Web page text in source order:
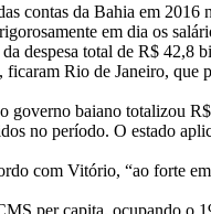
contas da Bahia em
em dia os
despesa total de R$ 42,8
Rio de Janeiro, que
governo baiano totalizou
no período. O estado
com Vitório, “ao forte
per capita, ocupando o